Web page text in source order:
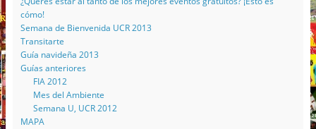
cómo!
Semana de Bienvenida UCR 2013
Transitarte
Guía navideña 2013
Guías anteriores
FIA 2012
Mes del Ambiente
Semana U, UCR 2012
MAPA